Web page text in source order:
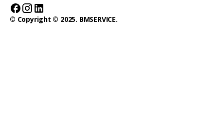
© Copyright © 2025. BMSERVICE.